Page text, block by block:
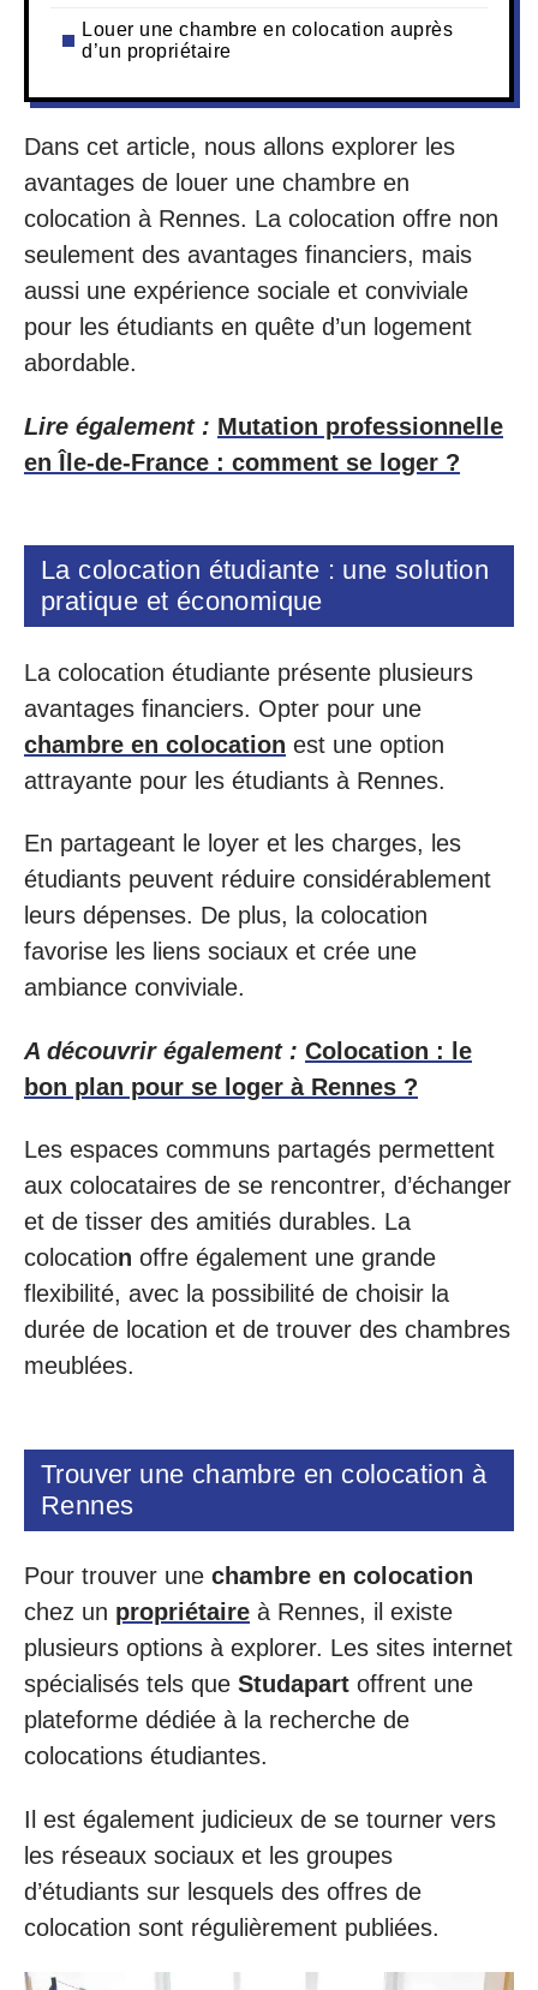
Louer une chambre en colocation auprès
d’un propriétaire
Dans cet article, nous allons explorer les
avantages de louer une chambre en
colocation à Rennes. La colocation offre non
seulement des avantages financiers, mais
aussi une expérience sociale et conviviale
pour les étudiants en quête d’un logement
abordable.
Lire également : Mutation professionnelle
en Île-de-France : comment se loger ?
La colocation étudiante : une solution
pratique et économique
La colocation étudiante présente plusieurs
avantages financiers. Opter pour une
chambre en colocation est une option
attrayante pour les étudiants à Rennes.
En partageant le loyer et les charges, les
étudiants peuvent réduire considérablement
leurs dépenses. De plus, la colocation
favorise les liens sociaux et crée une
ambiance conviviale.
A découvrir également : Colocation : le
bon plan pour se loger à Rennes ?
Les espaces communs partagés permettent
aux colocataires de se rencontrer, d’échanger
et de tisser des amitiés durables. La
colocation offre également une grande
flexibilité, avec la possibilité de choisir la
durée de location et de trouver des chambres
meublées.
Trouver une chambre en colocation à
Rennes
Pour trouver une chambre en colocation
chez un propriétaire à Rennes, il existe
plusieurs options à explorer. Les sites internet
spécialisés tels que Studapart offrent une
plateforme dédiée à la recherche de
colocations étudiantes.
Il est également judicieux de se tourner vers
les réseaux sociaux et les groupes
d’étudiants sur lesquels des offres de
colocation sont régulièrement publiées.